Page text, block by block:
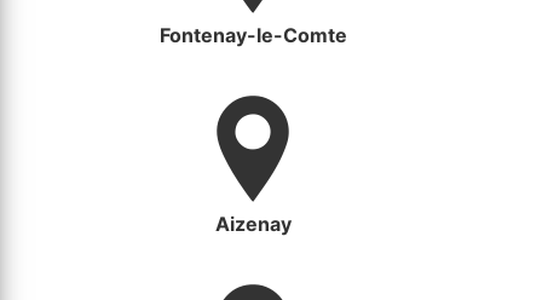
Fontenay-le-Comte
Aizenay